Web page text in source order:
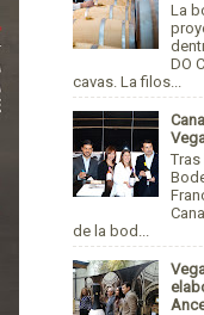
La
DO
cavas. La filos...
de la bod...